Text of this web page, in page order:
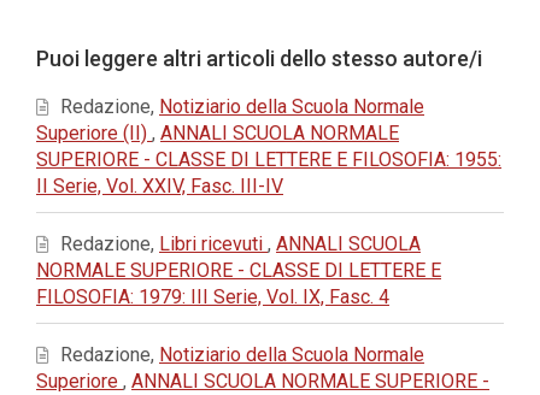
dell'articolo
Puoi leggere altri articoli dello stesso autore/i
Redazione, Notiziario della Scuola Normale
Superiore (II) , ANNALI SCUOLA NORMALE
SUPERIORE - CLASSE DI LETTERE E FILOSOFIA: 1955:
II Serie, Vol. XXIV, Fasc. III-IV
Redazione, Libri ricevuti , ANNALI SCUOLA
NORMALE SUPERIORE - CLASSE DI LETTERE E
FILOSOFIA: 1979: III Serie, Vol. IX, Fasc. 4
Redazione, Notiziario della Scuola Normale
Superiore , ANNALI SCUOLA NORMALE SUPERIORE -